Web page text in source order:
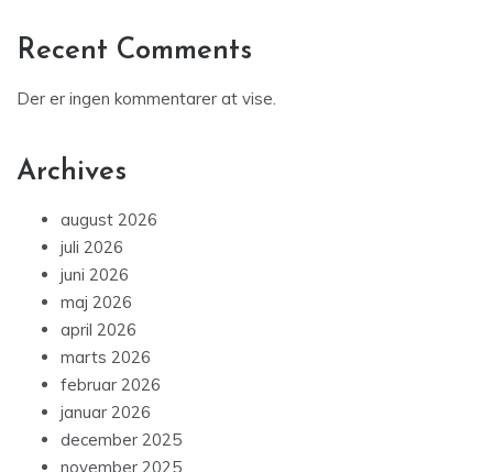
Recent Comments
Der er ingen kommentarer at vise.
Archives
august 2026
juli 2026
juni 2026
maj 2026
april 2026
marts 2026
februar 2026
januar 2026
december 2025
november 2025